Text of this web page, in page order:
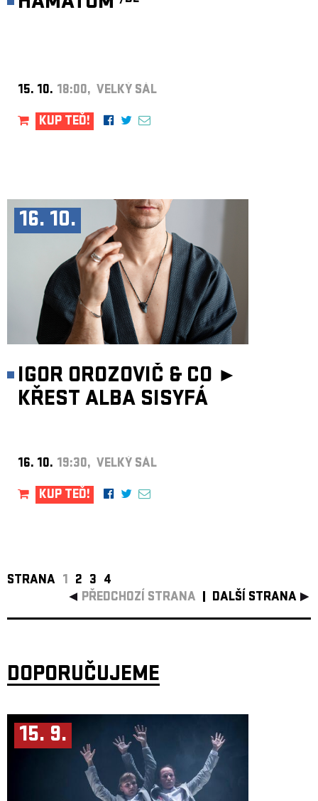
15. 10. 18:00, VELKÝ SÁL
KUP TEĎ!
16. 10.
IGOR OROZOVIČ & CO ►
KŘEST ALBA SISYFÁ
16. 10. 19:30, VELKÝ SÁL
KUP TEĎ!
STRANA 1 2 3 4
PŘEDCHOZÍ STRANA
DALŠÍ STRANA
DOPORUČUJEME
15. 9.